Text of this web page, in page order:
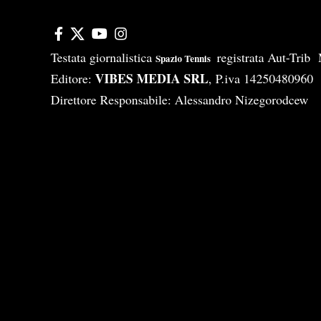
Testata giornalistica Spazio Tennis registrata Aut-Trib
Editore: VIBES MEDIA SRL, P.iva 14250480960
Direttore Responsabile: Alessandro Nizegorodcew